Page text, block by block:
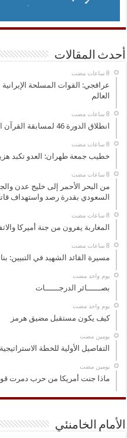
أحدث المقالات
عراقجي: القوات المسلحة
العالم
انطلاق الدورة 46 لمسابقة القرآن الدولية في مكة
خطيب جمعة طهران: العدو تكبد
من البحر الأحمر إلى خليج عدن
السعودي بقدرة رصد واستهداف
المغاربة يفرون من جنة أميركا
مسيرة القائد الشهيد في التبيين:
‏يوم واحد مضت
بصــــــائر الدرجــــــات
‏يوم واحد مضت
كيف يكون مستقبل مضيق هرمز
‏يومين مضت
التفاصيل الأولية للخطة
‏يومين مضت
ماذا جنت أمريكا من حرب دمرت
الأمام الخامنئي